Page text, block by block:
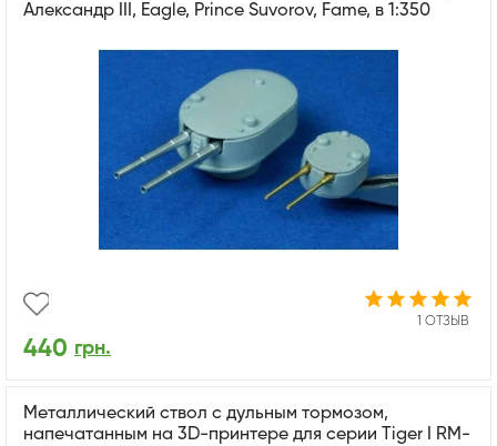
Александр III, Eagle, Prince Suvorov, Fame, в 1:350
1 ОТЗЫВ
440 грн.
Металлический ствол с дульным тормозом,
напечатанным на 3D-принтере для серии Tiger I RM-